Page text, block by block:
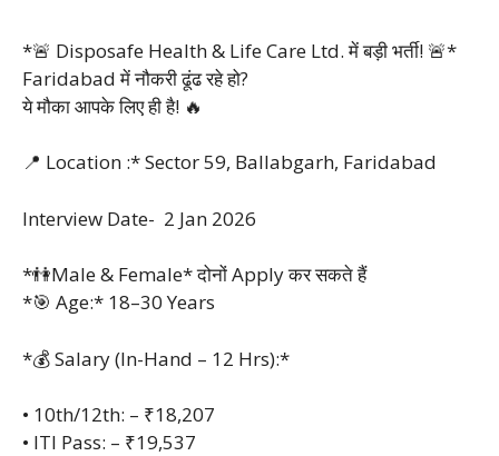
*🚨 Disposafe Health & Life Care Ltd. में बड़ी भर्ती! 🚨*
Faridabad में नौकरी ढूंढ रहे हो?
ये मौका आपके लिए ही है! 🔥
📍 Location :* Sector 59, Ballabgarh, Faridabad
Interview Date- 2 Jan 2026
*👫Male & Female* दोनों Apply कर सकते हैं
*🎯 Age:* 18–30 Years
*💰 Salary (In-Hand – 12 Hrs):*
• 10th/12th: – ₹18,207
• ITI Pass: – ₹19,537